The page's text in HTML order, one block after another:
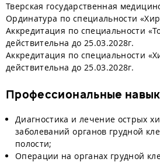
Тверская государственная
Ординатура по специальности
Аккредитация по специальности
действительна до 25.03.2028г.
Аккредитация по специальности
действительна до 25.03.2028г.
Профессиональные
Диагностика и лечение острых
заболеваний органов грудной
полости;
Операции на органах грудной